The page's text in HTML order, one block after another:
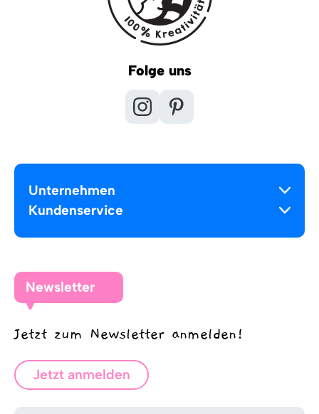
Folge uns
Unternehmen
Kundenservice
Newsletter
Jetzt zum Newsletter anmelden!
Jetzt anmelden